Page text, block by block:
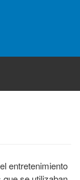
entretenimiento